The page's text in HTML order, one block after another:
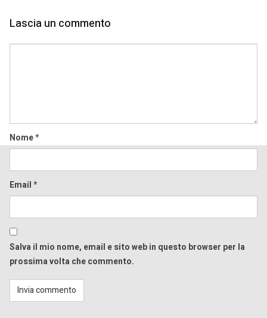
Lascia un commento
Nome*
Email*
Salva il mio nome, email e sito web in questo browser per la
prossima volta che commento.